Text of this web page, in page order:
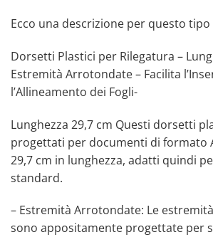
Ecco una descrizione per questo
Dorsetti Plastici per Rilegatura –
Estremità Arrotondate – Facilita
l’Allineamento dei Fogli-
Lunghezza 29,7 cm Questi dorsetti
progettati per documenti di formato
29,7 cm in lunghezza, adatti quindi
standard.
– Estremità Arrotondate: Le
sono appositamente progettate per